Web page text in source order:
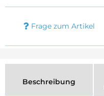
Frage zum Artikel
Beschreibung